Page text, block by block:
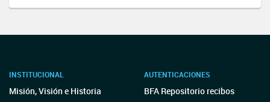
INSTITUCIONAL
Misión, Visión e Historia
AUTENTICACIONES
BFA Repositorio recibos